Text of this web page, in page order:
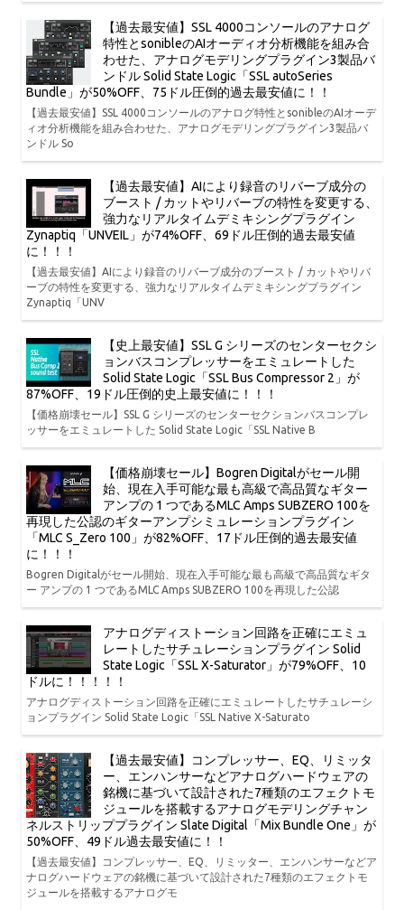
【過去最安値】SSL 4000コンソールのアナログ
特性とsonibleのAIオーディオ分析機能を組み合
わせた、アナログモデリングプラグイン3製品バ
ンドル Solid State Logic「SSL autoSeries
Bundle」が50%OFF、75ドル圧倒的過去最安値に！！
【過去最安値】SSL 4000コンソールのアナログ特性とsonibleのAIオーデ
ィオ分析機能を組み合わせた、アナログモデリングプラグイン3製品バ
ンドル So
【過去最安値】AIにより録音のリバーブ成分の
ブースト / カットやリバーブの特性を変更する、
強力なリアルタイムデミキシングプラグイン
Zynaptiq「UNVEIL」が74%OFF、69ドル圧倒的過去最安値
に！！！
【過去最安値】AIにより録音のリバーブ成分のブースト / カットやリバ
ーブの特性を変更する、強力なリアルタイムデミキシングプラグイン
Zynaptiq「UNV
【史上最安値】SSL G シリーズのセンターセクシ
ョンバスコンプレッサーをエミュレートした
Solid State Logic「SSL Bus Compressor 2」が
87%OFF、19ドル圧倒的史上最安値に！！！
【価格崩壊セール】SSL G シリーズのセンターセクションバスコンプレ
ッサーをエミュレートした Solid State Logic「SSL Native B
【価格崩壊セール】Bogren Digitalがセール開
始、現在入手可能な最も高級で高品質なギター
アンプの 1 つであるMLC Amps SUBZERO 100を
再現した公認のギターアンプシミュレーションプラグイン
「MLC S_Zero 100」が82%OFF、17ドル圧倒的過去最安値
に！！！
Bogren Digitalがセール開始、現在入手可能な最も高級で高品質なギタ
ー アンプの 1 つであるMLC Amps SUBZERO 100を再現した公認
アナログディストーション回路を正確にエミュ
レートしたサチュレーションプラグイン Solid
State Logic「SSL X-Saturator」が79%OFF、10
ドルに！！！！！
アナログディストーション回路を正確にエミュレートしたサチュレーシ
ョンプラグイン Solid State Logic「SSL Native X-Saturato
【過去最安値】コンプレッサー、EQ、リミッタ
ー、エンハンサーなどアナログハードウェアの
銘機に基づいて設計された7種類のエフェクトモ
ジュールを搭載するアナログモデリングチャン
ネルストリッププラグイン Slate Digital「Mix Bundle One」が
50%OFF、49ドル過去最安値に！！
【過去最安値】コンプレッサー、EQ、リミッター、エンハンサーなどア
ナログハードウェアの銘機に基づいて設計された7種類のエフェクトモ
ジュールを搭載するアナログモ